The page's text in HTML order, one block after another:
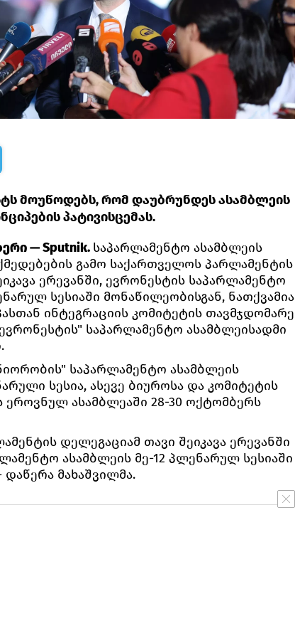
მოუწოდებს, რომ დაუბრუნდეს ასამბლეის
პატივისცემას.
— Sputnik. საპარლამენტო ასამბლეის
გამო საქართველოს პარლამენტის
ერევანში, ევრონესტის საპარლამენტო
სესიაში მონაწილეობისგან, ნათქვამია
ინტეგრაციის კომიტეტის თავმჯდომარე
საპარლამენტო ასამბლეისადმი
საპარლამენტო ასამბლეის
სესია, ასევე ბიუროსა და კომიტეტის
ეროვნულ ასამბლეაში 28-30 ოქტომბერს
დელეგაციამ თავი შეიკავა ერევანში
ასამბლეის მე-12 პლენარულ სესიაში
მახაშვილმა.